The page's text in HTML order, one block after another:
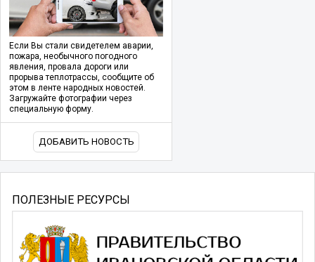
Если Вы стали свидетелем аварии,
пожара, необычного погодного
явления, провала дороги или
прорыва теплотрассы, сообщите об
этом в ленте народных новостей.
Загружайте фотографии через
специальную форму.
ДОБАВИТЬ НОВОСТЬ
ПОЛЕЗНЫЕ РЕСУРСЫ